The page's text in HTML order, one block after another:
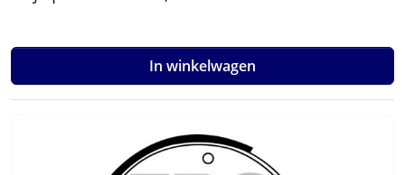
In winkelwagen